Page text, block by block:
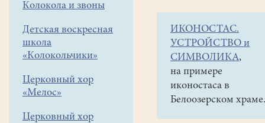
Колокола и звоны
Детская воскресная
школа
«Колокольчики»
Церковный хор
«Мелос»
Церковный хор
15
Рождественское
шествие,
16час.в
ИКОНОСТАС.
УСТРОЙСТВО и
СИМВОЛИКА,
на примере
иконостаса в
Белоозерском храме.